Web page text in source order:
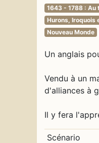
1643 - 1788 : Au
Hurons, Iroquois
Nouveau Monde
Un anglais
Vendu à un
d'alliances à
Il y fera
Scénario